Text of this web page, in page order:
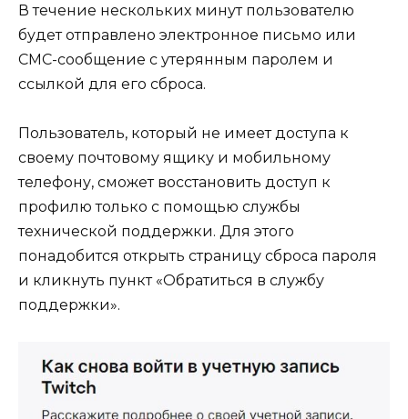
В течение нескольких минут пользователю
будет отправлено электронное письмо или
СМС-сообщение с утерянным паролем и
ссылкой для его сброса.
Пользователь, который не имеет доступа к
своему почтовому ящику и мобильному
телефону, сможет восстановить доступ к
профилю только с помощью службы
технической поддержки. Для этого
понадобится открыть страницу сброса пароля
и кликнуть пункт «Обратиться в службу
поддержки».